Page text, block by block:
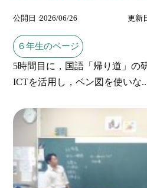
公開日 2026/06/26 更新
６年生のページ
5時間目に，国語「帰り道」の
ICTを活用し，ベン図を使いな